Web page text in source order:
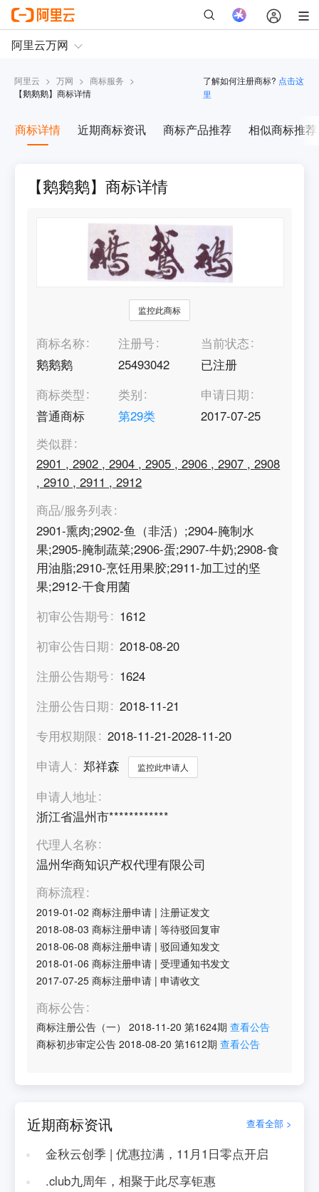
阿里云 > 万网 > 商标服务 >
【鹅鹅鹅】商标详情
了解如何注册商标? 点击这
里
商标详情 近期商标资讯 商标产品推荐 相似商标推荐
【鹅鹅鹅】商标详情
监控此商标
商标名称
鹅鹅鹅
注册号
25493042
当前状态
已注册
商标类型
普通商标
类别
第29类
申请日期
2017-07-25
类似群
2901 ,2902 ,2904 ,2905 ,2906 ,2907 ,2908
,2910 ,2911 ,2912
商品/服务列表
2901-熏肉;2902-鱼（非活）;2904-腌制水
果;2905-腌制蔬菜;2906-蛋;2907-牛奶;2908-食
用油脂;2910-烹饪用果胶;2911-加工过的坚
果;2912-干食用菌
初审公告期号
1612
初审公告日期
2018-08-20
注册公告期号
1624
注册公告日期
2018-11-21
专用权期限
2018-11-21-2028-11-20
申请人
郑祥森 监控此申请人
申请人地址
浙江省温州市************
代理人名称
温州华商知识产权代理有限公司
商标流程
2019-01-02 商标注册申请 |注册证发文
2018-08-03 商标注册申请 |等待驳回复审
2018-06-08 商标注册申请 |驳回通知发文
2018-01-06 商标注册申请 |受理通知书发文
2017-07-25 商标注册申请 |申请收文
商标公告
商标注册公告（一） 2018-11-20 第1624期 查看公告
商标初步审定公告 2018-08-20 第1612期 查看公告
近期商标资讯 查看全部 >
金秋云创季 | 优惠拉满，11月1日零点开启
.club九周年，相聚于此尽享钜惠